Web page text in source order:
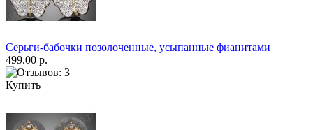
Серьги-бабочки позолоченные, усыпанные фианитами
499.00 р.
Купить